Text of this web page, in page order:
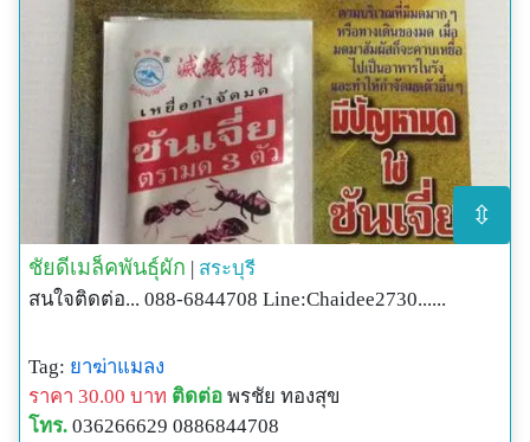
⇳
ชัยดีเมล็คพันธุ์ผัก
สระบุรี
สนใจติดต่อ... 088-6844708 Line:Chaidee2730......
Tag: ยาฆ่าแมลง
ราคา 30.00 บาท ติดต่อ พรชัย ทองสุข
โทร. 036266629 0886844708